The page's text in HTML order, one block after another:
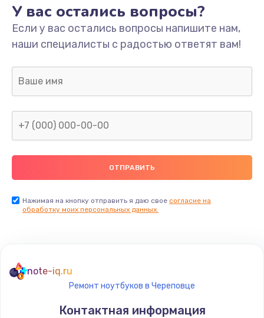
У вас остались вопросы?
Если у вас остались вопросы напишите нам,
наши специалисты с радостью ответят вам!
Нажимая на кнопку отправить я даю свое согласие на
обработку моих персональных данных.
note-iq.ru
Ремонт ноутбуков в Череповце
Контактная информация